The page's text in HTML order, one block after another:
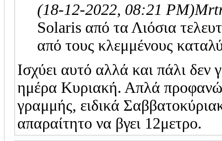
(18-12-2022, 08:21 PM)
Solaris από τα Λιόσια
από τους κλεμμένους
Ισχύει αυτό αλλά και πάλι δεν
ημέρα Κυριακή. Απλά
γραμμής, ειδικά
απαραίτητο να βγει 12μετρο.